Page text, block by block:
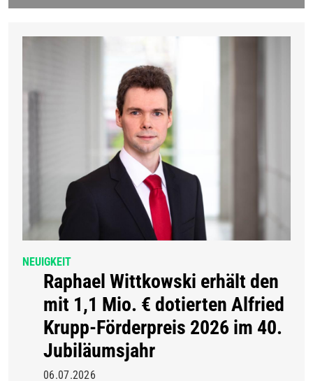
NEUIGKEIT
Raphael Wittkowski erhält den
mit 1,1 Mio. € dotierten Alfried
Krupp-Förderpreis 2026 im 40.
Jubiläumsjahr
06.07.2026